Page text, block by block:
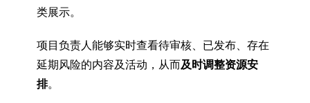
类展示。
项目负责人能够实时查看待审核、已发布、存在
延期风险的内容及活动，从而及时调整资源安
排。